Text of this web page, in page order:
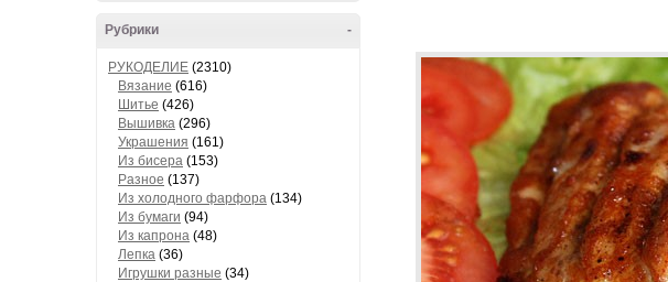
-
Рубрики
РУКОДЕЛИЕ (2310)
Вязание (616)
Шитье (426)
Вышивка (296)
Украшения (161)
Из бисера (153)
Разное (137)
Из холодного фарфора (134)
Из бумаги (94)
Из капрона (48)
Лепка (36)
Игрушки разные (34)